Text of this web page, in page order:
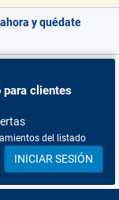
y quédate
para clientes
del listado
INICIAR SESIÓN